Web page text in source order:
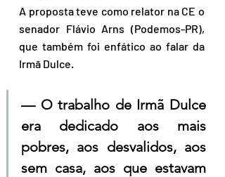
A proposta teve como relator na CE o
senador Flávio Arns (Podemos-PR),
que também foi enfático ao falar da
Irmã Dulce.
— O trabalho de Irmã Dulce
era dedicado aos mais
pobres, aos desvalidos, aos
sem casa, aos que estavam